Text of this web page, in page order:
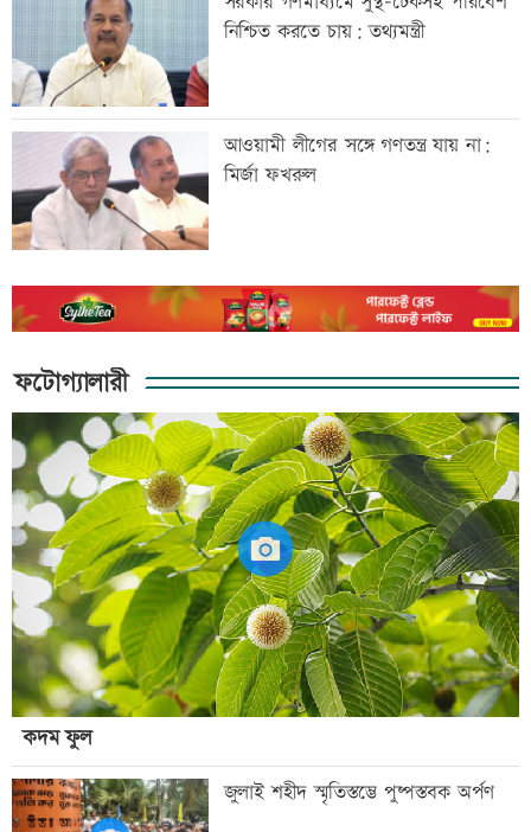
নিশ্চিত করতে চায়: তথ্যমন্ত্রী
আওয়ামী লীগের সঙ্গে গণতন্ত্র যায় না:
মির্জা ফখরুল
ফটোগ্যালারী
কদম ফুল
জুলাই শহীদ স্মৃতিস্তম্ভে পুষ্পস্তবক অর্পণ